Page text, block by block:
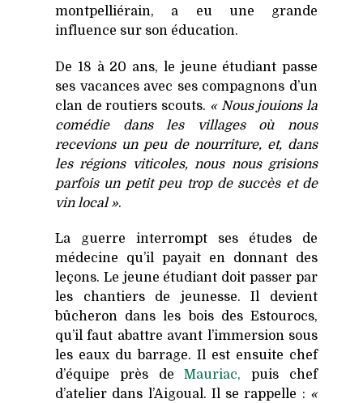
montpelliérain, a eu une grande
influence sur son éducation.
De 18 à 20 ans, le jeune étudiant passe
ses vacances avec ses compagnons d’un
clan de routiers scouts. « Nous jouions la
comédie dans les villages où nous
recevions un peu de nourriture, et, dans
les régions viticoles, nous nous grisions
parfois un petit peu trop de succès et de
vin local ».
La guerre interrompt ses études de
médecine qu’il payait en donnant des
leçons. Le jeune étudiant doit passer par
les chantiers de jeunesse. Il devient
bûcheron dans les bois des Estourocs,
qu’il faut abattre avant l’immersion sous
les eaux du barrage. Il est ensuite chef
d’équipe près deMauriac, puis chef
d’atelier dans l’Aigoual. Il se rappelle : «